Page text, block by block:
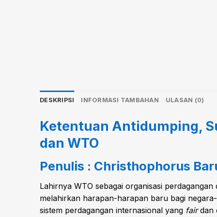
DESKRIPSI INFORMASI TAMBAHAN ULASAN (0)
Ketentuan Antidumping,
dan WTO
Penulis : Christhophorus
Lahirnya WTO sebagai organisasi
melahirkan harapan-harapan baru bagi
sistem perdagangan internasional yang fairdan